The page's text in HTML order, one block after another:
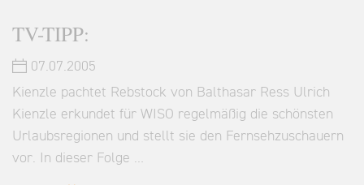
TV-TIPP:
07.07.2005
Kienzle pachtet Rebstock von Balthasar Ress Ulrich
Kienzle erkundet für WISO regelmäßig die schönsten
Urlaubsregionen und stellt sie den Fernsehzuschauern
vor. In dieser Folge …